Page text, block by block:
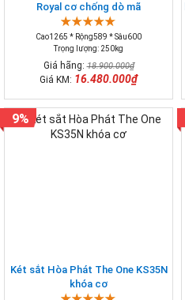
Royal cơ chống dò mã
Cao1265 * Rộng589 * Sâu600
Trọng lượng: 250kg
Giá hãng:18.900.000₫
Giá KM: 16.480.000₫
Két sắt Hòa Phát The One KS35N
khóa cơ
9%